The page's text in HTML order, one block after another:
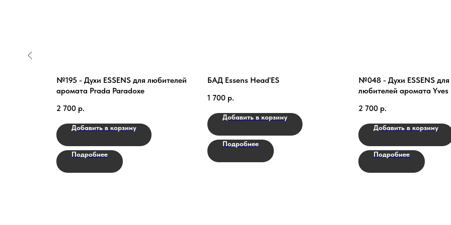
№195 - Духи ESSENS для любителей
аромата Prada Paradoxe
2 700 р.
Добавить в корзину
Подробнее
БАД Essens Head'ES
1 700 р.
Добавить в корзину
Подробнее
№048 - Духи ESSENS для
любителей аромата
2 700 р.
Добавить в корзину
Подробнее